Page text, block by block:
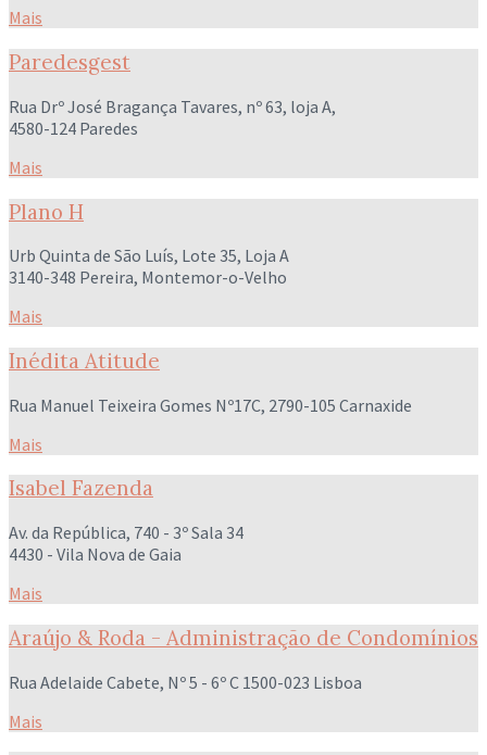
Mais
Paredesgest
Rua Drº José Bragança Tavares, nº 63, loja A,
4580-124 Paredes
Mais
Plano H
Urb Quinta de São Luís, Lote 35, Loja A
3140-348 Pereira, Montemor-o-Velho
Mais
Inédita Atitude
Rua Manuel Teixeira Gomes Nº17C, 2790-105 Carnaxide
Mais
Isabel Fazenda
Av. da República, 740 - 3º Sala 34
4430 - Vila Nova de Gaia
Mais
Araújo & Roda - Administração de Condomínios
Rua Adelaide Cabete, Nº 5 - 6º C 1500-023 Lisboa
Mais